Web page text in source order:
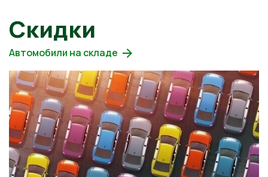
Скидки
Автомобили на складе